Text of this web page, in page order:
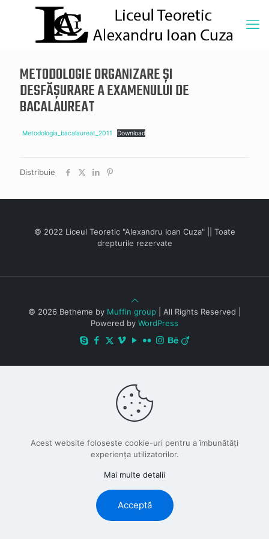
METODOLOGIE ORGANIZARE ȘI
DESFĂȘURARE A EXAMENULUI DE
BACALAUREAT
Metodologia_bacalaureat_2011 Download
Distribuie
© 2022 Liceul Teoretic "Alexandru Ioan Cuza" || Toate
drepturile rezervate
© 2026 Betheme by Muffin group | All Rights Reserved |
Powered by WordPress
Acest website foloseste cookie-uri pentru a îmbunătăți
experiența utilizatorilor.
Mai multe detalii
Acceptă